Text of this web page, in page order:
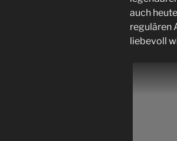
auch
regulären
liebevoll